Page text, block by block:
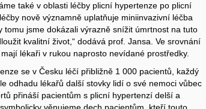
také v oblasti léčby plicní hypertenze po plicní
nově významně uplatňuje miniinvazivní léčba
tomu jsme dokázali výrazně snížit úmrtnost na tuto
kvalitní život,“ dodává prof. Jansa. Ve srovnání
lékaři v rukou naprosto nevídané prostředky.
se v Česku léčí přibližně 1 000 pacientů, každý
odhadu lékařů další stovky lidí o své nemoci vůbec
přináší pacientům s plicní hypertenzí delší a